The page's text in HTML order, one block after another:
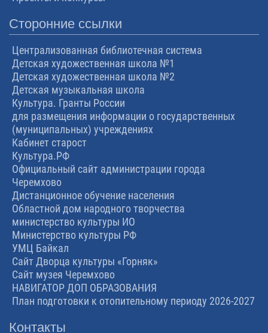
Сторонние ссылки
Централизованная библиотечная система
Детская художественная школа №1
Детская художественная школа №2
Детская музыкальная школа
Культура. Гранты России
для размещения информации о государственных
(муниципальных) учреждениях
Кабинет старост
Культура.РФ
Официальный сайт администрации города
Черемхово
Дистанционное обучение населения
Областной дом народного творчества
министерство культуры ИО
Министерство культуры РФ
УМЦ Байкал
Сайт Дворца культуры «Горняк»
Сайт музея Черемхово
НАВИГАТОР ДОП ОБРАЗОВАНИЯ
План подготовки к отопительному периоду 2026-2027
Контакты